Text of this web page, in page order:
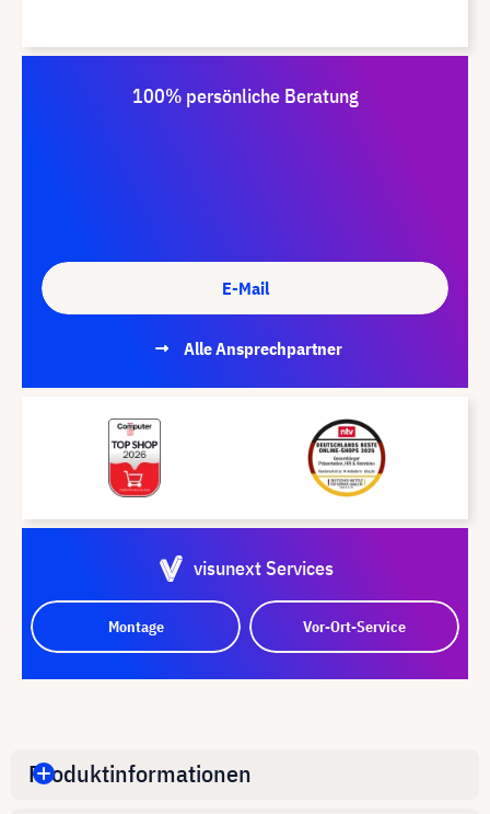
100% persönliche Beratung
E-Mail
Alle Ansprechpartner
visunext Services
Montage Vor-Ort-Service
Produktinformationen